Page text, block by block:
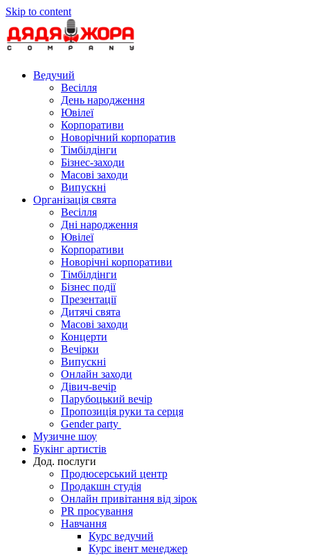
Skip to content
Ведучий
Весілля
День народження
Ювілеї
Корпоративи
Новорічний корпоратив
Тімбілдінги
Бізнес-заходи
Масові заходи
Випускні
Організація свята
Весілля
Дні народження
Ювілеї
Корпоративи
Новорічні корпоративи
Тімбілдінги
Бізнес події
Презентації
Дитячі свята
Масові заходи
Концерти
Вечірки
Випускні
Онлайн заходи
Дівич-вечір
Парубоцький вечір
Пропозиція руки та серця
Gender party
Музичне шоу
Букінг артистів
Дод. послуги
Продюсерський центр
Продакшн студія
Онлайн привітання від зірок
PR просування
Навчання
Курс ведучий
Курс івент менеджер